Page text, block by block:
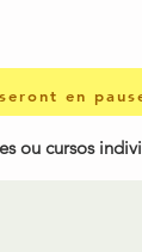
en
ou cursos